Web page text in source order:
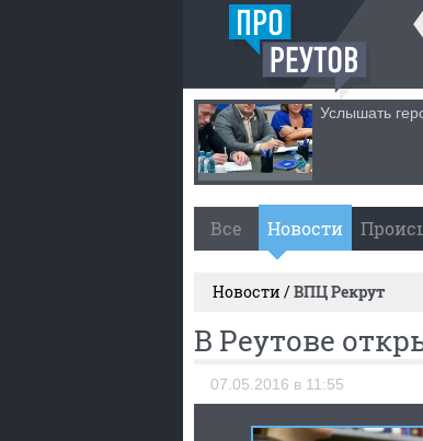
Услышать
Все Новости
Новости /ВПЦ Рекрут
В Реутове
07.05.2016 в 11:55